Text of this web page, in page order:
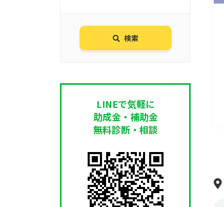
検索
LINEで気軽に
助成金・補助金
無料診断・相談